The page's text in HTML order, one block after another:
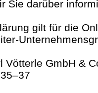
Sie darüber
gilt für die
Vötterle GmbH &